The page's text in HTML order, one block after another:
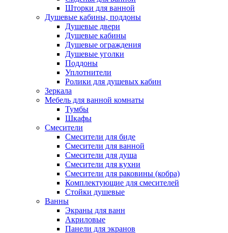
Шторки для ванной
Душевые кабины, поддоны
Душевые двери
Душевые кабины
Душевые ограждения
Душевые уголки
Поддоны
Уплотнители
Ролики для душевых кабин
Зеркала
Мебель для ванной комнаты
Тумбы
Шкафы
Смесители
Смесители для биде
Смесители для ванной
Смесители для душа
Смесители для кухни
Смесители для раковины (кобра)
Комплектующие для смесителей
Стойки душевые
Ванны
Экраны для ванн
Акриловые
Панели для экранов